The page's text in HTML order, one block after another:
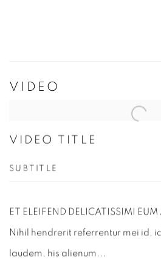
VIDEO
VIDEO TITLE
SUBTITLE
ET ELEIFEND DELICATISSIMI
Nihil hendrerit referrentur mei id,
laudem, his alienum...